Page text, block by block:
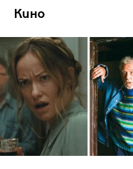
Кино